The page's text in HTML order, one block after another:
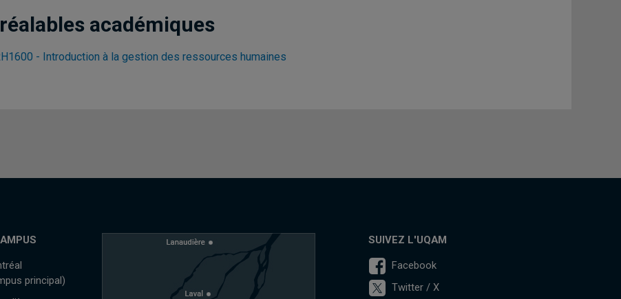
académiques
- Introduction à la gestion des ressources humaines
principal)
SUIVEZ L'UQAM
Facebook
Twitter / X